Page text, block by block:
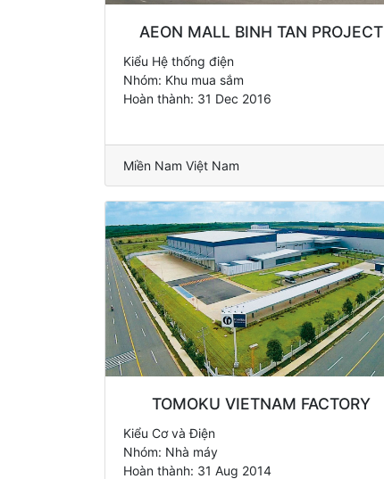
AEON MALL BINH TAN PROJECT
Kiểu Hệ thống điện
Nhóm: Khu mua sắm
Hoàn thành: 31 Dec 2016
Miền Nam Việt Nam
TOMOKU VIETNAM FACTORY
Kiểu Cơ và Điện
Nhóm: Nhà máy
Hoàn thành: 31 Aug 2014